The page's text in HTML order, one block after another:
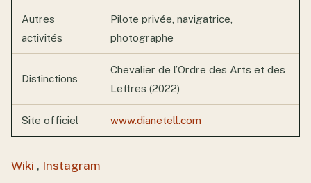
Autres
activités
Pilote privée, navigatrice,
photographe
Distinctions
Chevalier de l’Ordre des Arts et des
Lettres (2022)
Site officiel www.dianetell.com
Wiki , Instagram